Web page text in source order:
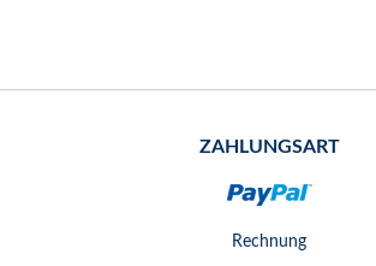
ZAHLUNGSART
Rechnung